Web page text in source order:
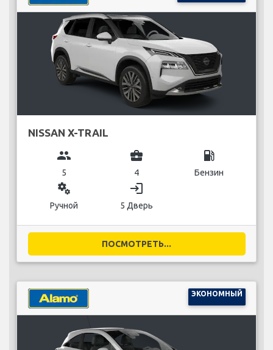
NISSAN X-TRAIL
group
5
business_center
4
local_gas_station
Бензин
miscellaneous_services
Ручной
login
5 Дверь
ПОСМОТРЕТЬ...
ЭКОНОМНЫЙ